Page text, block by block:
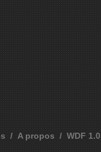
A propos WDF 1.0